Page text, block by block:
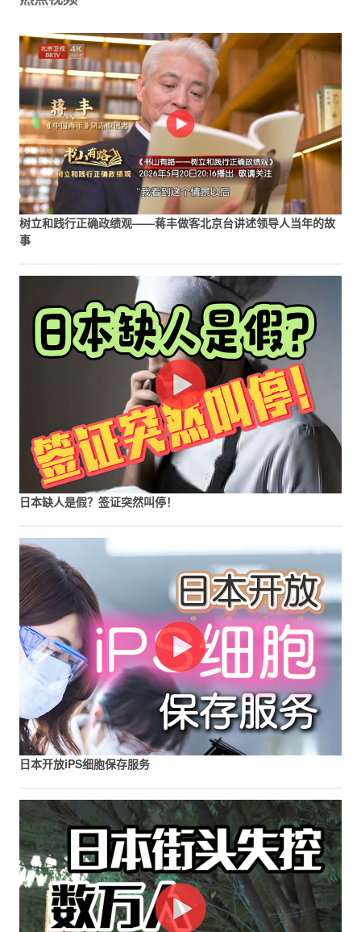
树立和践行正确政绩观——蒋丰做客北京台讲述领导人当年的故
事
日本缺人是假？签证突然叫停！
日本开放iPS细胞保存服务